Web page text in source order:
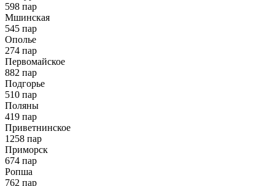
598 пар
Мшинская
545 пар
Ополье
274 пар
Первомайское
882 пар
Подгорье
510 пар
Поляны
419 пар
Приветнинское
1258 пар
Приморск
674 пар
Ропша
762 пар